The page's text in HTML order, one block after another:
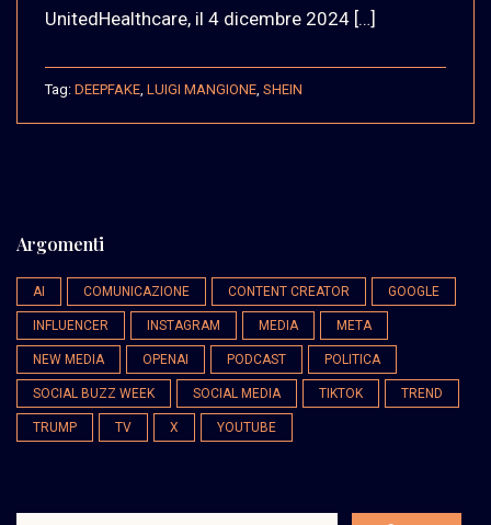
UnitedHealthcare, il 4 dicembre 2024 […]
Tag: DEEPFAKE LUIGI MANGIONE SHEIN
Argomenti
AI COMUNICAZIONE CONTENT CREATOR GOOGLE
INFLUENCER INSTAGRAM MEDIA META
NEW MEDIA OPENAI PODCAST POLITICA
SOCIAL BUZZ WEEK SOCIAL MEDIA TIKTOK TREND
TRUMP TV X YOUTUBE